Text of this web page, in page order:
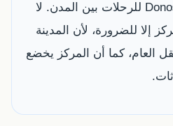
أو محطة Donostia Geltokia للرحلات بين المدن. لا
إلا للضرورة، لأن المدينة
العام، كما أن المركز يخضع